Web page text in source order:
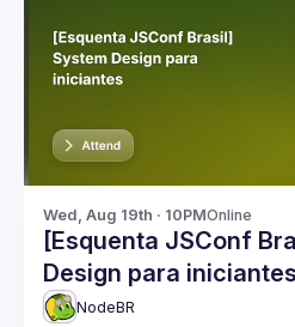
Guilds
Wed, Aug 19th · 10PMOnline
[Esquenta JSConf
Design para iniciantes
NodeBR